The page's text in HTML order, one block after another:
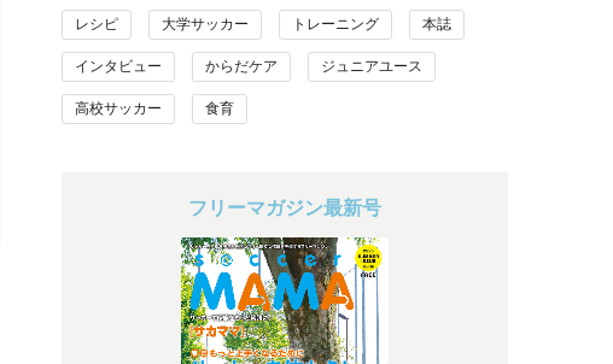
レシピ 大学サッカー トレーニング 本誌
インタビュー からだケア ジュニアユース
高校サッカー 食育
フリーマガジン最新号